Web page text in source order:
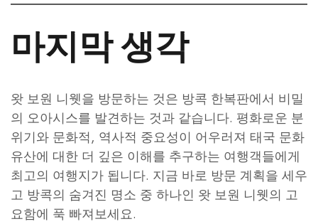
마지막 생각
왓 보원 니웻을 방문하는 것은 방콕 한복판에서 비밀
의 오아시스를 발견하는 것과 같습니다. 평화로운 분
위기와 문화적, 역사적 중요성이 어우러져 태국 문화
유산에 대한 더 깊은 이해를 추구하는 여행객들에게
최고의 여행지가 됩니다. 지금 바로 방문 계획을 세우
고 방콕의 숨겨진 명소 중 하나인 왓 보원 니웻의 고
요함에 푹 빠져보세요.